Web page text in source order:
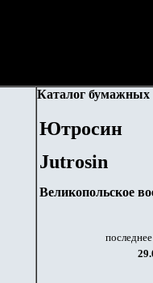
Каталог бумажных
Ютросин
Jutrosin
Великопольское